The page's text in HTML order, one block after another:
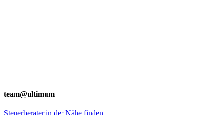
team@ultimum
Steuerberater in der Nähe finden